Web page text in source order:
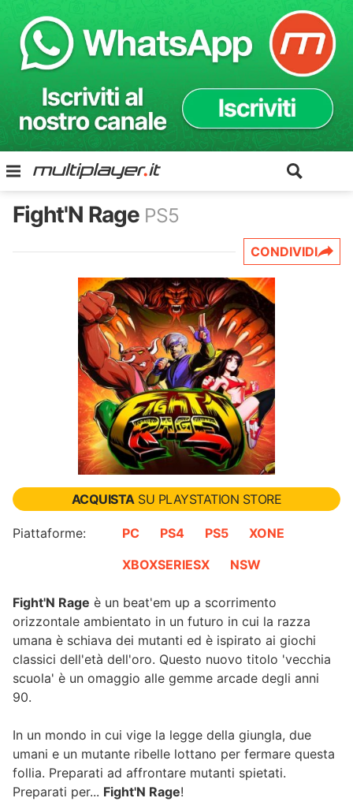
Fight'N Rage PS5
CONDIVIDI
ACQUISTASU PLAYSTATION STORE
Piattaforme: PC PS4 PS5
XONE
XBOXSERIESX
NSW
Fight'N Rage è un beat'em up a scorrimento
orizzontale ambientato in un futuro in cui la razza
umana è schiava dei mutanti ed è ispirato ai giochi
classici dell'età dell'oro. Questo nuovo titolo 'vecchia
scuola' è un omaggio alle gemme arcade degli anni
90.
In un mondo in cui vige la legge della giungla, due
umani e un mutante ribelle lottano per fermare questa
follia. Preparati ad affrontare mutanti spietati.
Preparati per... Fight'N Rage!